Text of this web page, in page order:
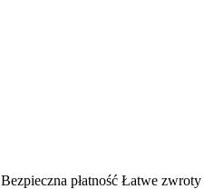
Bezpieczna płatność Łatwe zwroty